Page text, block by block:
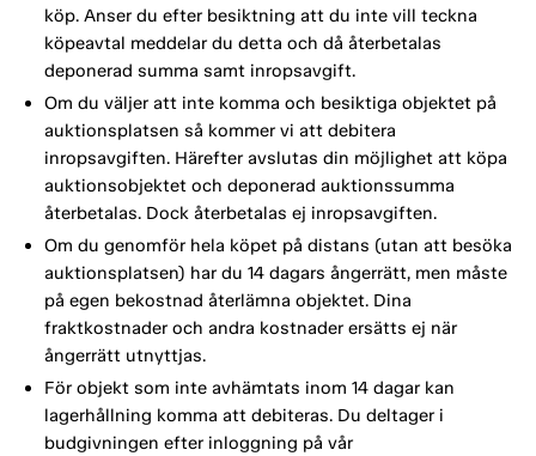
köp. Anser du efter besiktning att du inte vill teckna
köpeavtal meddelar du detta och då återbetalas
deponerad summa samt inropsavgift.
Om du väljer att inte komma och besiktiga objektet på
auktionsplatsen så kommer vi att debitera
inropsavgiften. Härefter avslutas din möjlighet att köpa
auktionsobjektet och deponerad auktionssumma
återbetalas. Dock återbetalas ej inropsavgiften.
Om du genomför hela köpet på distans (utan att besöka
auktionsplatsen) har du 14 dagars ångerrätt, men måste
på egen bekostnad återlämna objektet. Dina
fraktkostnader och andra kostnader ersätts ej när
ångerrätt utnyttjas.
För objekt som inte avhämtats inom 14 dagar kan
lagerhållning komma att debiteras. Du deltager i
budgivningen efter inloggning på vår